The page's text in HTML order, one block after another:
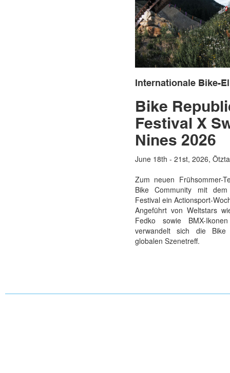
Internationale Bike-
Bike
Festival X
Nines 2026
June 18th - 21st, 2026,
Zum neuen Frühsommer-
Bike Community mit
Festival ein Actionsport-
Angeführt von Weltstars
Fedko sowie BMX-
verwandelt sich die
globalen Szenetreff.